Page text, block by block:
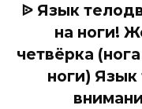
ᐉ Язык
на ноги!
четвёрка
ноги)